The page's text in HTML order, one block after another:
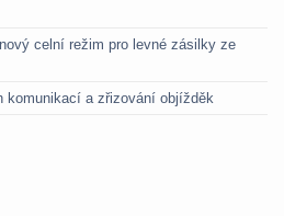
celní režim pro levné zásilky ze
a zřizování objížděk